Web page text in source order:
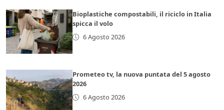
Bioplastiche compostabili, il riciclo in Italia
spicca il volo
6 Agosto 2026
Prometeo tv, la nuova puntata del 5 agosto
2026
6 Agosto 2026